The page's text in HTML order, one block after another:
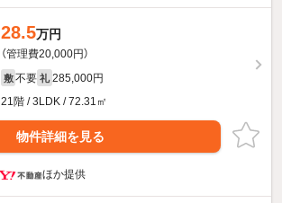
28.5万円
（管理費20,000円）
敷 不要 礼 285,000円
21階 / 3LDK / 72.31㎡
物件詳細を見る
ほか提供